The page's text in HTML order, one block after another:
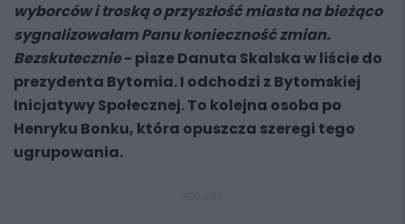
wyborców i troską o przyszłość miasta na bieżąco
sygnalizowałam Panu konieczność zmian.
Bezskutecznie- pisze Danuta Skalska w liście do
prezydenta Bytomia. I odchodzi z Bytomskiej
Inicjatywy Społecznej. To kolejna osoba po
Henryku Bonku, która opuszcza szeregi tego
ugrupowania.